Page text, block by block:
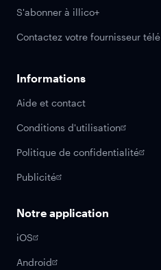
S'abonner à illico+
Contactez votre fournisseur télé
Informations
Aide et contact
Conditions d'utilisation
Politique de confidentialité
Publicité
Notre application
iOS
Android